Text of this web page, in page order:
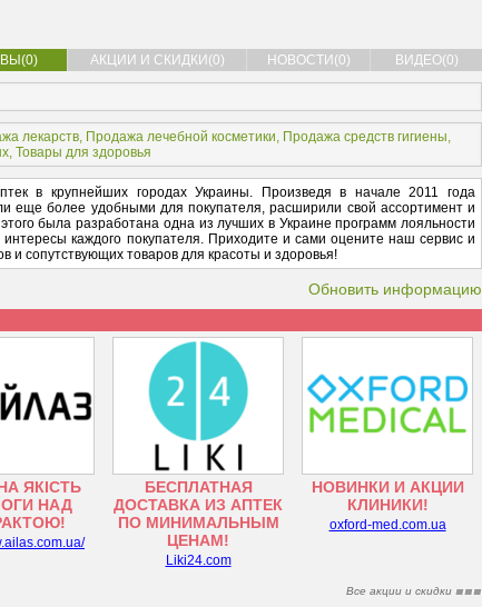
АКЦИИ И СКИДКИ(0) НОВОСТИ(0) ВИДЕО(0)
лекарств, Продажа лечебной косметики, Продажа средств гигиены,
, Товары для здоровья
в крупнейших городах Украины. Произведя в начале 2011 года
еще более удобными для покупателя, расширили свой ассортимент и
была разработана одна из лучших в Украине программ лояльности
каждого покупателя. Приходите и сами оцените наш сервис и
и сопутствующих товаров для красоты и здоровья!
Обновить информацию
ЯКІСТЬ
НАД
БЕСПЛАТНАЯ
ДОСТАВКА ИЗ АПТЕК
ПО МИНИМАЛЬНЫМ
ЦЕНАМ!
Liki24.com
НОВИНКИ И АКЦИИ
КЛИНИКИ!
oxford-med.com.ua
Все акции и скидки